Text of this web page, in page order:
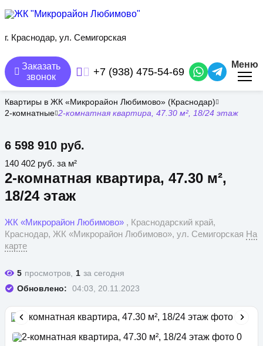
содержанию
г. Краснодар, ул. Семигорская
Заказать
звонок
+7 (938) 475-54-69
Меню
Квартиры в ЖК «Микрорайон Любимово» (Краснодар)
2-комнатные 2-комнатная квартира, 47.30 м², 18/24 этаж
2-комнатная квартира, 47.30 м²,
18/24 этаж
6 598 910 руб.
ЖК «Микрорайон Любимово» , Краснодарский край,
Краснодар, ЖК «Микрорайон Любимово», ул. Семигорская На
карте
140 402 руб. за м²
5 просмотров, 1 за сегодня
Обновлено:
04:03, 20.11.2023